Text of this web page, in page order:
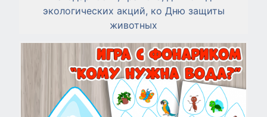
экологических акций, ко Дню защиты
животных